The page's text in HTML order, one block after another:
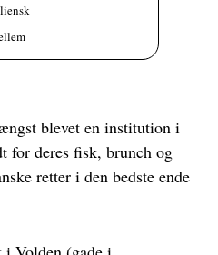
blevet en institution i
for deres fisk, brunch og
retter i den bedste ende